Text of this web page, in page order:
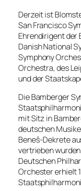
Derzeit ist
San Francisco
Ehrendirigent der
Danish National
Symphony
Orchestra, des
und der
Die Bamberger
mit Sitz in
deutschen
Beneš-Dekrete
vertrieben
Deutschen
Orchester erhielt